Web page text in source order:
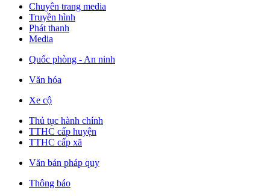
Chuyên trang media
Truyền hình
Phát thanh
Media
Quốc phòng - An ninh
Văn hóa
Xe cộ
Thủ tục hành chính
TTHC cấp huyện
TTHC cấp xã
Văn bản pháp quy
Thông báo